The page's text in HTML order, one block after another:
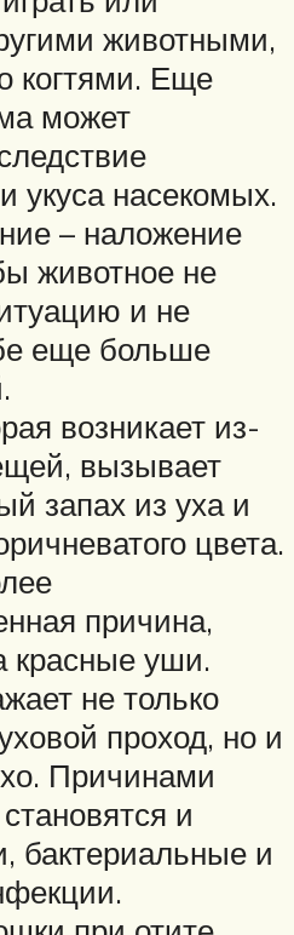
животными,
когтями. Еще
может
укуса насекомых.
– наложение
животное не
и не
еще больше
возникает из-
вызывает
запах из уха и
цвета.
причина,
красные уши.
не только
проход, но и
Причинами
и
бактериальные и